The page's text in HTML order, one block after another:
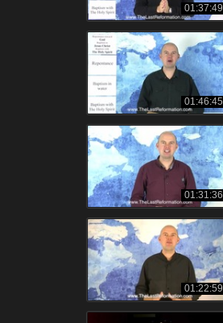
01:37:49
01:46:45
01:31:36
01:22:59